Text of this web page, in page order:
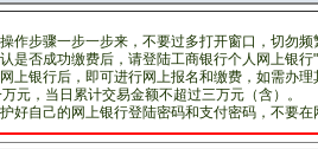
作步骤一步一步来，不要过多打开窗口，切勿
是否成功缴费后，请登陆工商银行个人网上银
上银行后，即可进行网上报名和缴费，如需办
元，当日累计交易金额不超过三万元（含）。
好自己的网上银行登陆密码和支付密码，不要